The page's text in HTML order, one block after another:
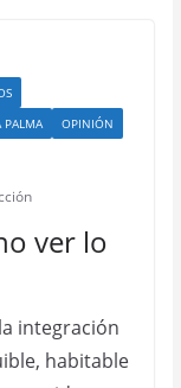
PALMA
OPINIÓN
ver lo
integración
habitable